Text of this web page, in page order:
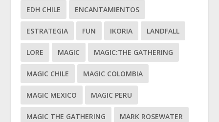
EDH CHILE ENCANTAMIENTOS
ESTRATEGIA FUN IKORIA LANDFALL
LORE MAGIC MAGIC:THE GATHERING
MAGIC CHILE MAGIC COLOMBIA
MAGIC MEXICO MAGIC PERU
MAGIC THE GATHERING MARK ROSEWATER